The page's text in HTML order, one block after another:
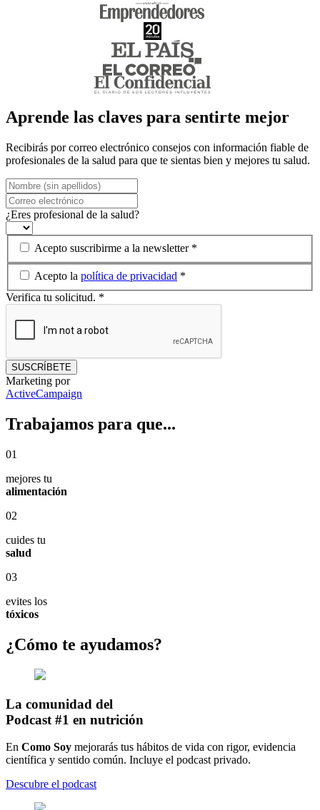
Aprende las claves para sentirte mejor
Recibirás por correo electrónico consejos con información fiable de
profesionales de la salud para que te sientas bien y mejores tu salud.
¿Eres profesional de la salud?
Acepto suscribirme a la newsletter *
Acepto la política de privacidad *
Verifica tu solicitud. *
SUSCRÍBETE
Marketing por
ActiveCampaign
Trabajamos para que...
01
mejores tu
alimentación
02
cuides tu
salud
03
evites los
tóxicos
¿Cómo te ayudamos?
La comunidad del
Podcast #1 en nutrición
En Como Soy mejorarás tus hábitos de vida con rigor, evidencia
científica y sentido común. Incluye el podcast privado.
Descubre el podcast